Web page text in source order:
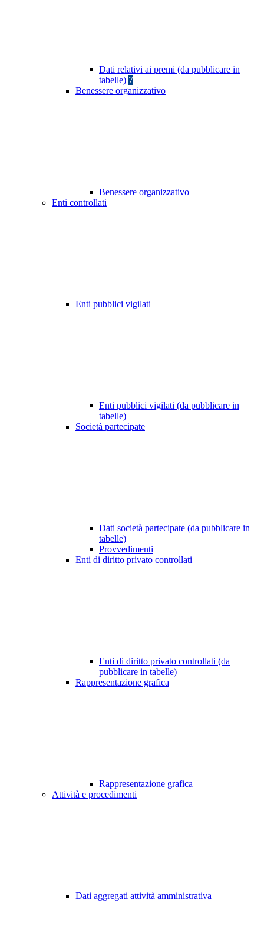
Dati relativi ai premi (da pubblicare in
tabelle) 7
Benessere organizzativo
Benessere organizzativo
Enti controllati
Enti pubblici vigilati
Enti pubblici vigilati (da pubblicare in
tabelle)
Società partecipate
Dati società partecipate (da pubblicare in
tabelle)
Provvedimenti
Enti di diritto privato controllati
Enti di diritto privato controllati (da
pubblicare in tabelle)
Rappresentazione grafica
Rappresentazione grafica
Attività e procedimenti
Dati aggregati attività amministrativa